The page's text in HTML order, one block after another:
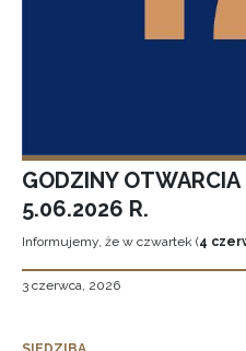
GODZINY
5.06.2026 R.
Informujemy, że w czwartek (4
3 czerwca, 2026